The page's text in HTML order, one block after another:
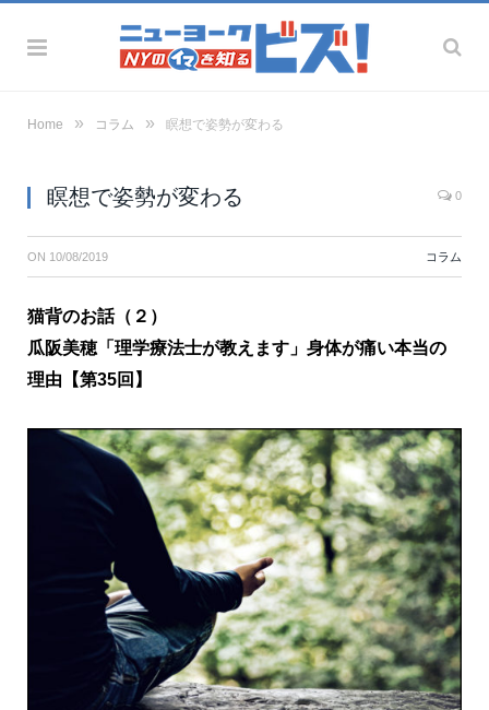
Home » コラム » 瞑想で姿勢が変わる
瞑想で姿勢が変わる 0
ON 10/08/2019 コラム
猫背のお話（２）
瓜阪美穂「理学療法士が教えます」身体が痛い本当の
理由【第35回】